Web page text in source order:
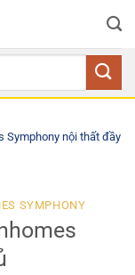
Symphony nội thất đầy
SYMPHONY